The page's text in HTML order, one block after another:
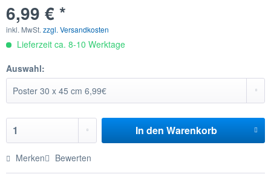
6,99 € *
inkl. MwSt.zzgl. Versandkosten
Lieferzeit ca. 8-10 Werktage
Auswahl:
In den Warenkorb
Merken Bewerten